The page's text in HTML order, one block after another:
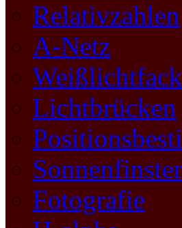
Relativzahlen
A-Netz
Lichtbrücken
Fotografie